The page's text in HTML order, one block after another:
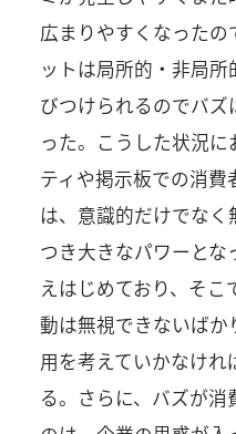
広まりやすくなった
ットは局所的・非局
びつけられるのでバ
った。こうした状況
ティや掲示板での消
は、意識的だけでな
つき大きなパワーとな
えはじめており、そこ
動は無視できないば
用を考えていかなけれ
る。さらに、バズが